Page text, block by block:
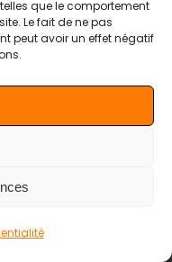
que le comportement
Le fait de ne pas
peut avoir un effet négatif
à tout
voir et
vous